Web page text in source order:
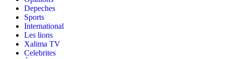
Depeches
Sports
International
Les lions
Xalima TV
Celebrites